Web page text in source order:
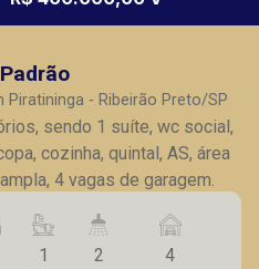
Piratininga - Ribeirão Preto/SP
sendo 1 suíte, wc social,
cozinha, quintal, AS, área
4 vagas de garagem.
1 2 4